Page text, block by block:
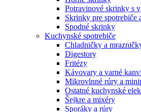
Potravinové skrinky s
Skrinky pre spotrebiče
Spodné skrinky
Kuchynské spotrebiče
Chladničky a
Digestory
Fritézy
Kávovary a varné
Mikrovlnné rúry a
Ostatné kuchynské
Šejkre a mixéry
Sporáky a rúry